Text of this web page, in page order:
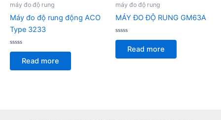
máy đo độ rung
Máy đo độ rung động ACO
Type 3233
Rated
of
Read more
máy đo độ rung
MÁY ĐO ĐỘ RUNG GM63A
Rated
of
Read more